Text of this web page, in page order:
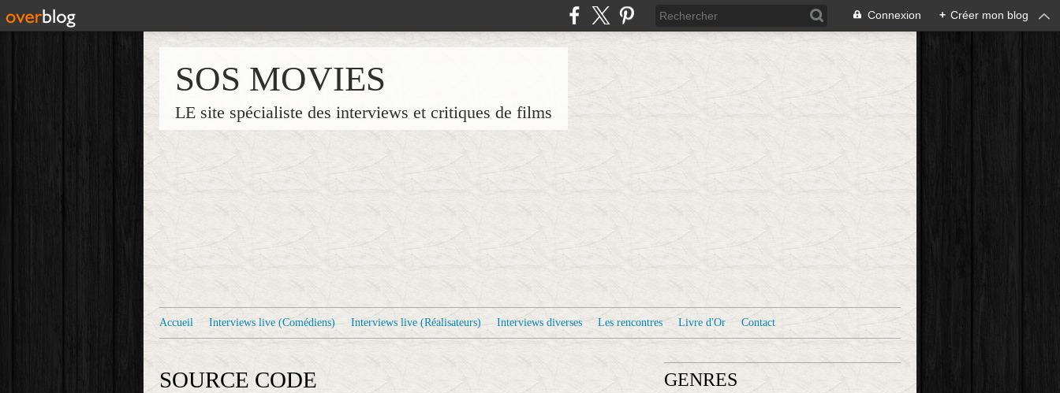
Connexion + Créer mon blog
SOS MOVIES
LE site spécialiste des interviews et critiques de films
Accueil Interviews live (Comédiens) Interviews live (Réalisateurs) Interviews diverses Les rencontres Livre d'Or Contact
SOURCE CODE GENRES